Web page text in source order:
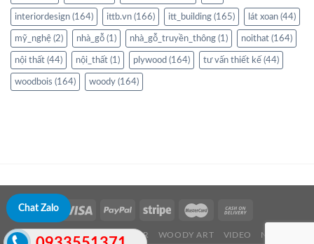
interiordesign (164) ittb.vn (166) itt_building (165) lát xoan (44)
mỹ_nghệ (2) nhà_gỗ (1) nhà_gỗ_truyền_thông (1) noithat (164)
nội thất (44) nội_thất (1) plywood (164) tư vấn thiết kế (44)
woodbois (164) woody (164)
ABOUT US WOOD TIMBER WOODY ART VIDEO NEWS
Chat Zalo